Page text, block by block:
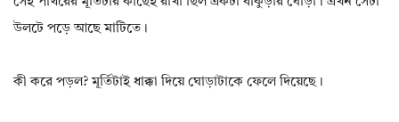
উলটে পড়ে আছে মাটিতে।
কী করে পড়ল? মূর্তিটাই ধাক্কা দিয়ে ঘোড়াটাকে ফেলে দিয়েছে।